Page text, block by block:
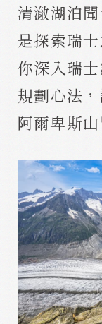
清澈湖泊
是探索瑞
你深入瑞
規劃心法
阿爾卑斯山